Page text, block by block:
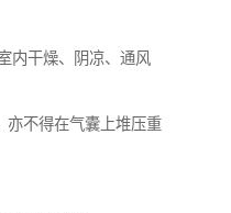
内干燥、阴凉、通风
亦不得在气囊上堆压重